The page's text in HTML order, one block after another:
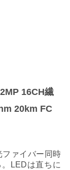
16CH繊
20km FC
ァイバー同時
LEDは直ちに